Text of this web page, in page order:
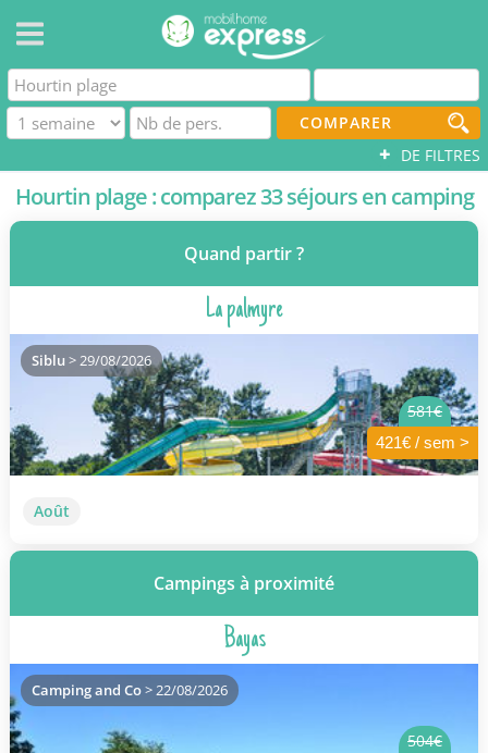
COMPARER
+ DE FILTRES
Hourtin plage : comparez 33 séjours en camping
Quand partir ?
La palmyre
581€
421€ / sem >
Siblu> 29/08/2026
Août
Campings à proximité
Bayas
504€
Camping and Co> 22/08/2026